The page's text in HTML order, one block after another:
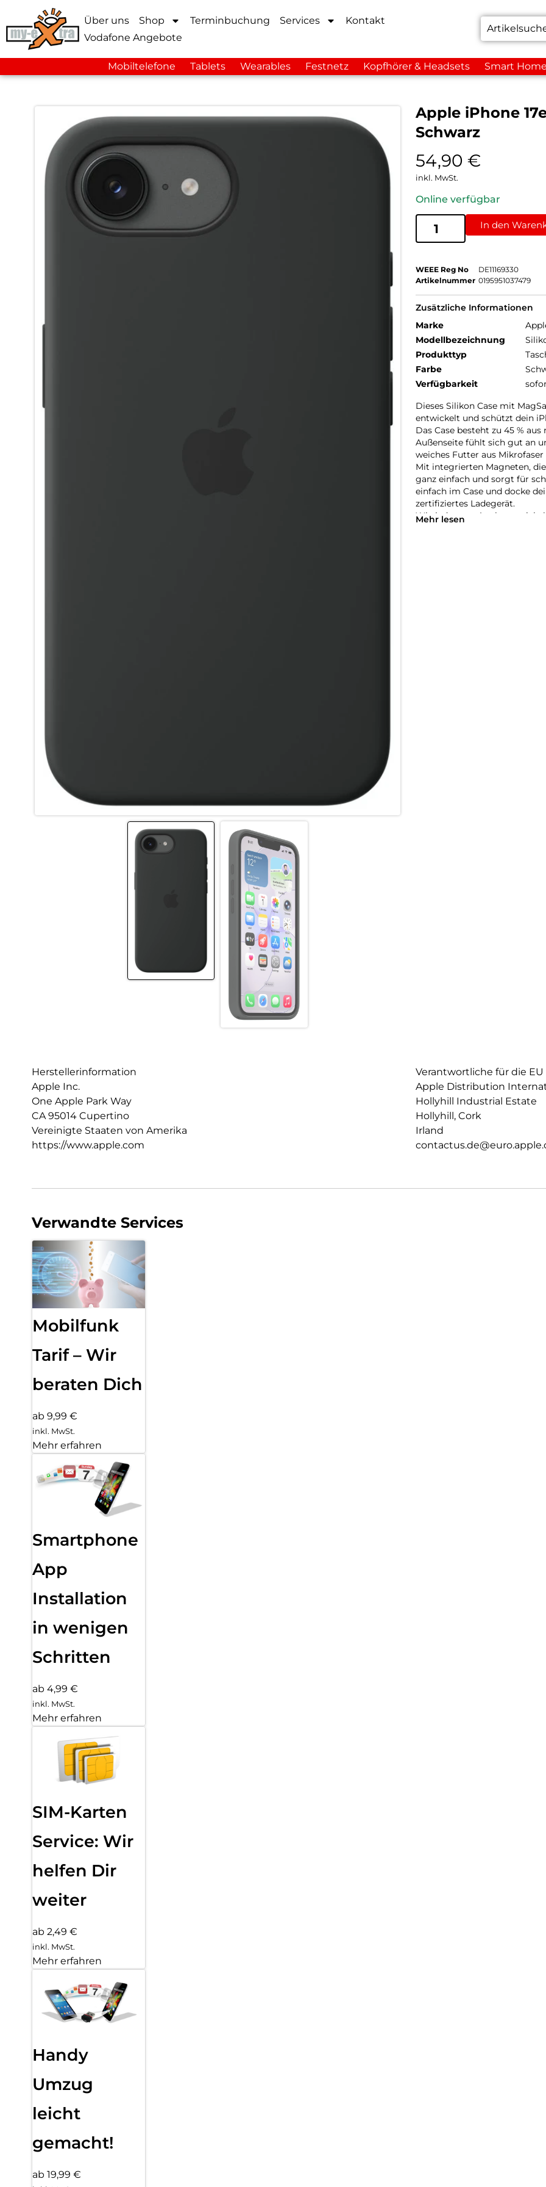
Über uns Shop Terminbuchung Services
Kontakt
Vodafone Angebote
Mobiltelefone Tablets Wearables Festnetz Kopfhörer & Headsets Smart
Apple iPhone
Schwarz
54,90 €
inkl. MwSt.
Online verfügbar
In den
WEEE Reg No
DE11169330
Artikelnummer 0195951037479
Zusätzliche Informationen
Marke
Modellbezeichnung
Produkttyp
Farbe
Verfügbarkeit
Dieses Silikon Case mit
entwickelt und schützt dein
Das Case besteht zu 45 %
Außenseite fühlt sich gut an
weiches Futter aus
Mit integrierten Magneten,
ganz einfach und sorgt für
einfach im Case und docke
zertifiziertes Ladegerät.
Wie jedes von Apple
Mehr lesen
Herstellerinformation
Apple Inc.
One Apple Park Way
CA 95014 Cupertino
Vereinigte Staaten von Amerika
https://www.apple.com
Verantwortliche für die EU
Apple Distribution
Hollyhill Industrial Estate
Hollyhill, Cork
Irland
Verwandte Services
Mobilfunk
Tarif – Wir
beraten Dich
ab 9,99 €
inkl. MwSt.
Mehr erfahren
Smartphone
App
Installation
in wenigen
Schritten
ab 4,99 €
inkl. MwSt.
Mehr erfahren
SIM-Karten
Service: Wir
helfen Dir
weiter
ab 2,49 €
inkl. MwSt.
Mehr erfahren
Handy
Umzug
leicht
gemacht!
ab 19,99 €